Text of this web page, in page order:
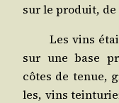
sur le pro­duit,
Les vins
sur une base
côtes de tenue,
les, vins